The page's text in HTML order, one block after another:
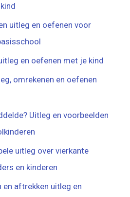
uitleg en oefenen voor
en oefenen met je kind
omrekenen en oefenen
Uitleg en voorbeelden
uitleg over vierkante
en kinderen
en aftrekken uitleg en